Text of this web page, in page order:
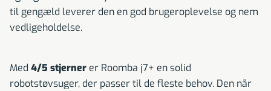
til gengæld leverer den en god brugeroplevelse og nem
vedligeholdelse.
Med 4/5 stjerner er Roomba j7+ en solid
robotstøvsuger, der passer til de fleste behov. Den når